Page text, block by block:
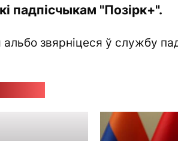
падпісчыкам "Позірк+".
звярніцеся ў службу